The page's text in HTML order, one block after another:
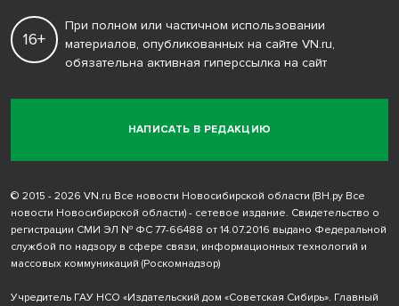
НАПИСАТЬ В РЕДАКЦИЮ
16+
При полном или частичном использовании
материалов, опубликованных на сайте VN.ru,
обязательна активная гиперссылка на сайт
© 2015 - 2026 VN.ru Все новости Новосибирской области (ВН.ру Все
новости Новосибирской области) - сетевое издание. Свидетельство о
регистрации СМИ ЭЛ № ФС 77-66488 от 14.07.2016 выдано Федеральной
службой по надзору в сфере связи, информационных технологий и
массовых коммуникаций (Роскомнадзор)
Учредитель ГАУ НСО «Издательский дом «Советская Сибирь». Главный